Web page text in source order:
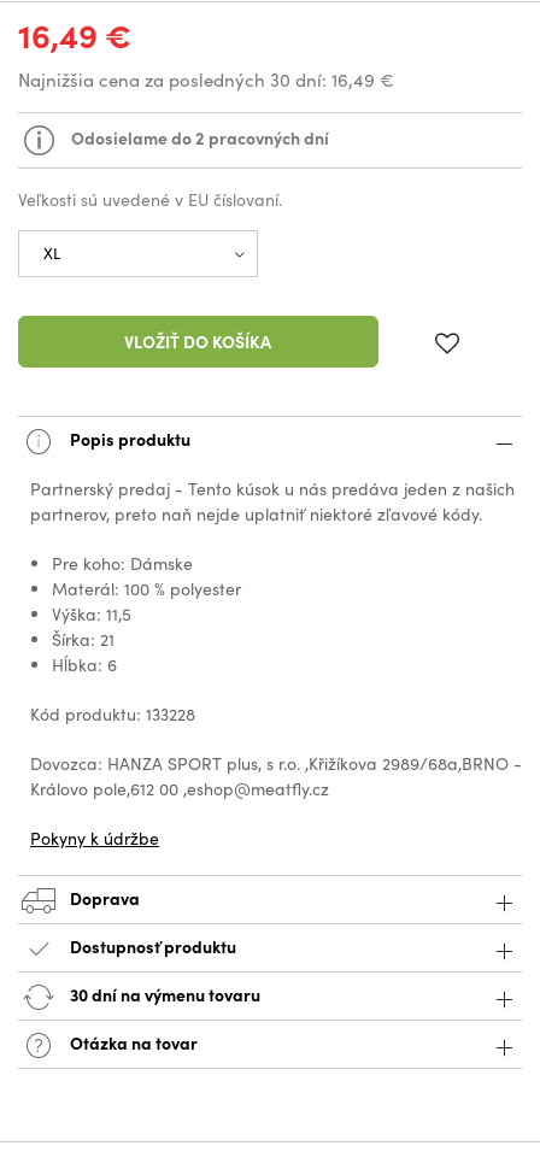
16,49 €
Najnižšia cena za posledných 30 dní: 16,49 €
Odosielame do 2 pracovných dní
Veľkosti sú uvedené v EU číslovaní.
VLOŽIŤ DO KOŠÍKA
Popis produktu
Partnerský predaj - Tento kúsok u nás predáva jeden z našich
partnerov, preto naň nejde uplatniť niektoré zľavové kódy.
Pre koho: Dámske
Materál: 100 % polyester
Výška: 11,5
Šírka: 21
Hĺbka: 6
Kód produktu: 133228
Dovozca: HANZA SPORT plus, s r.o. ,Křižíkova 2989/68a,BRNO -
Královo pole,612 00 ,eshop@meatfly.cz
Pokyny k údržbe
Doprava
Dostupnosť produktu
30 dní na výmenu tovaru
Otázka na tovar